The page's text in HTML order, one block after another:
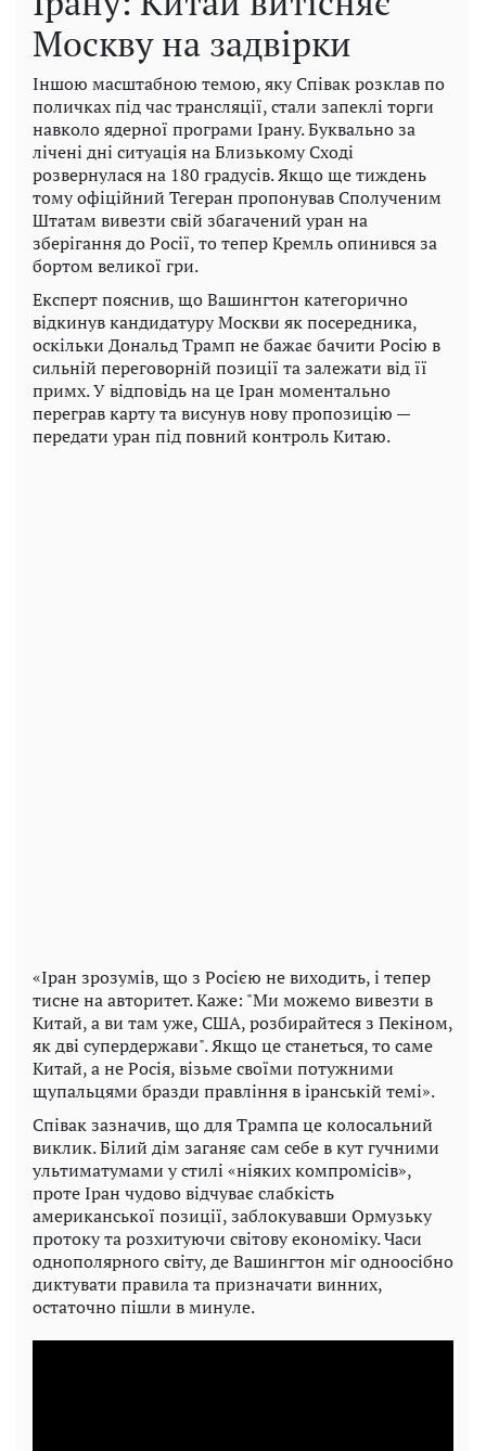
Москву на задвірки
Іншою масштабною темою, яку Співак розклав по
поличках під час трансляції, стали запеклі торги
навколо ядерної програми Ірану. Буквально за
лічені дні ситуація на Близькому Сході
розвернулася на 180 градусів. Якщо ще тиждень
тому офіційний Тегеран пропонував Сполученим
Штатам вивезти свій збагачений уран на
зберігання до Росії, то тепер Кремль опинився за
бортом великої гри.
Експерт пояснив, що Вашингтон категорично
відкинув кандидатуру Москви як посередника,
оскільки Дональд Трамп не бажає бачити Росію в
сильній переговорній позиції та залежати від її
примх. У відповідь на це Іран моментально
переграв карту та висунув нову пропозицію —
передати уран під повний контроль Китаю.
«Іран зрозумів, що з Росією не виходить, і тепер
тисне на авторитет. Каже: "Ми можемо вивезти в
Китай, а ви там уже, США, розбирайтеся з Пекіном,
як дві супердержави". Якщо це станеться, то саме
Китай, а не Росія, візьме своїми потужними
щупальцями бразди правління в іранській темі».
Співак зазначив, що для Трампа це колосальний
виклик. Білий дім заганяє сам себе в кут гучними
ультиматумами у стилі «ніяких компромісів»,
проте Іран чудово відчуває слабкість
американської позиції, заблокувавши Ормузьку
протоку та розхитуючи світову економіку. Часи
однополярного світу, де Вашингтон міг одноосібно
диктувати правила та призначати винних,
остаточно пішли в минуле.